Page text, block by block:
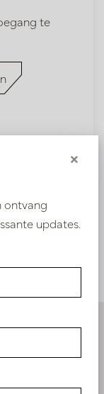
te
×
ontvang
updates.